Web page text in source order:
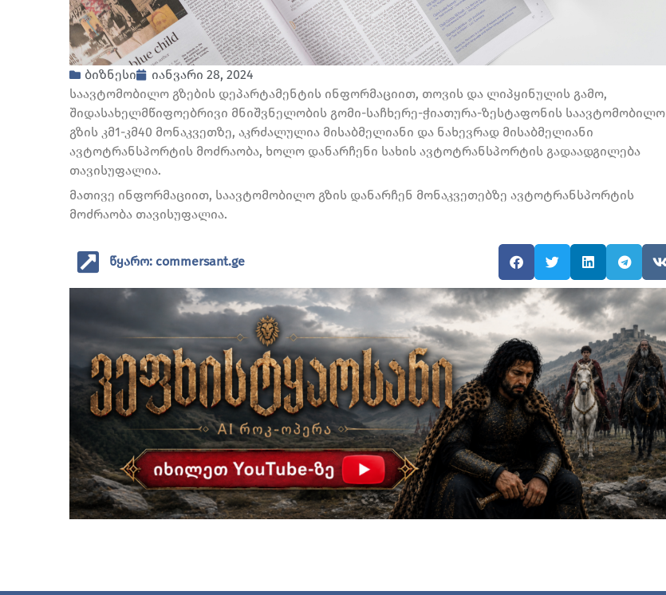
ბიზნესი
იანვარი 28, 2024
საავტომობილო გზების­ დეპარტამენტის ინფორმაციით, თოვის და ლიპყინულის გამო,
შიდასახელმწიფოებრივი მნიშვნელობის გომი-საჩხერე-ჭიათურა-ზესტაფონის საავტომობილო
გზის კმ1-კმ40 მონაკვეთზე, აკრძალულია მისაბმელიანი და ნახევრად მისაბმელიანი
ავტოტრანსპორტის მოძრაობა, ხოლო დანარჩენი სახის ავტოტრანსპორტის გადაადგილება
თავისუფალია.
მათივე ინფორმაციით, საავტომობილო გზის დანარჩენ მონაკვეთებზე ავტოტრანსპორტის
მოძრაობა თავისუფალია.
წყარო: commersant.ge